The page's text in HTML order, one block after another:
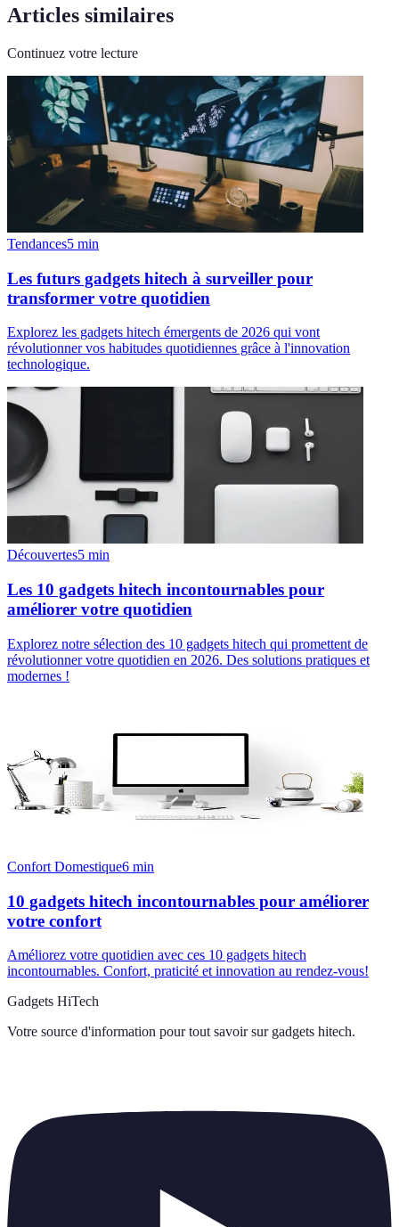
Articles similaires
Continuez votre lecture
Tendances5 min
Les futurs gadgets hitech à surveiller pour
transformer votre quotidien
Explorez les gadgets hitech émergents de 2026 qui vont
révolutionner vos habitudes quotidiennes grâce à l'innovation
technologique.
Découvertes5 min
Les 10 gadgets hitech incontournables pour
améliorer votre quotidien
Explorez notre sélection des 10 gadgets hitech qui promettent de
révolutionner votre quotidien en 2026. Des solutions pratiques et
modernes !
Confort Domestique6 min
10 gadgets hitech incontournables pour améliorer
votre confort
Améliorez votre quotidien avec ces 10 gadgets hitech
incontournables. Confort, praticité et innovation au rendez-vous!
Gadgets HiTech
Votre source d'information pour tout savoir sur gadgets hitech.